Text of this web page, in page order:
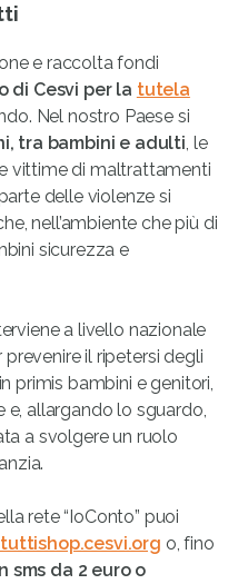
e raccolta fondi
di Cesvi per la tutela
Nel nostro Paese si
tra bambini e adulti, le
vittime di maltrattamenti
delle violenze si
nell’ambiente che più di
sicurezza e
a livello nazionale
il ripetersi degli
primis bambini e genitori,
allargando lo sguardo,
a svolgere un ruolo
rete “IoConto” puoi
o, fino
sms da 2 euro o